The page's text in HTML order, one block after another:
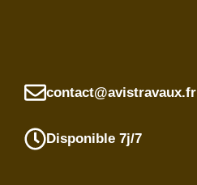
contact@avistravaux.fr
Disponible 7j/7